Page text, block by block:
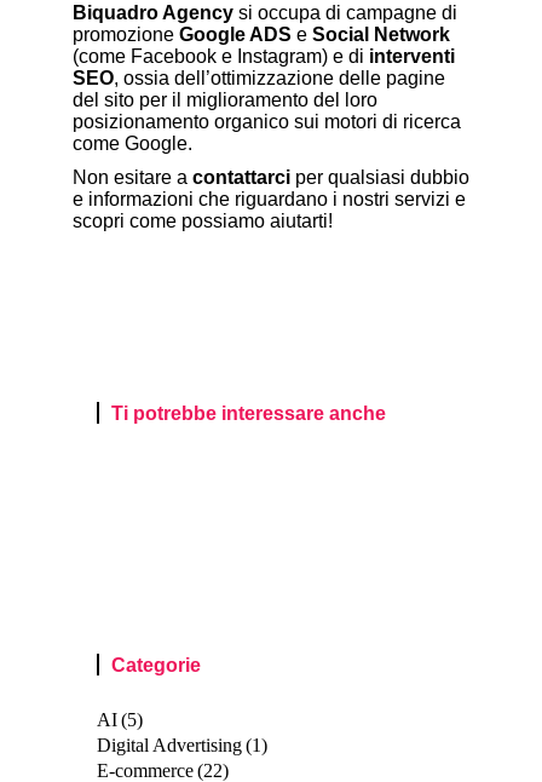
Biquadro Agency si occupa di campagne di
promozione Google ADS e Social Network
(come Facebook e Instagram) e di interventi
SEO, ossia dell’ottimizzazione delle pagine
del sito per il miglioramento del loro
posizionamento organico sui motori di ricerca
come Google.
Non esitare a contattarci per qualsiasi dubbio
e informazioni che riguardano i nostri servizi e
scopri come possiamo aiutarti!
Ti potrebbe interessare anche
Categorie
AI(5)
Digital Advertising(1)
E-commerce(22)